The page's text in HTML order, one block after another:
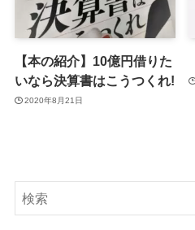
【本の紹介】10億円借りた
いなら決算書はこうつくれ!
2020年8月21日